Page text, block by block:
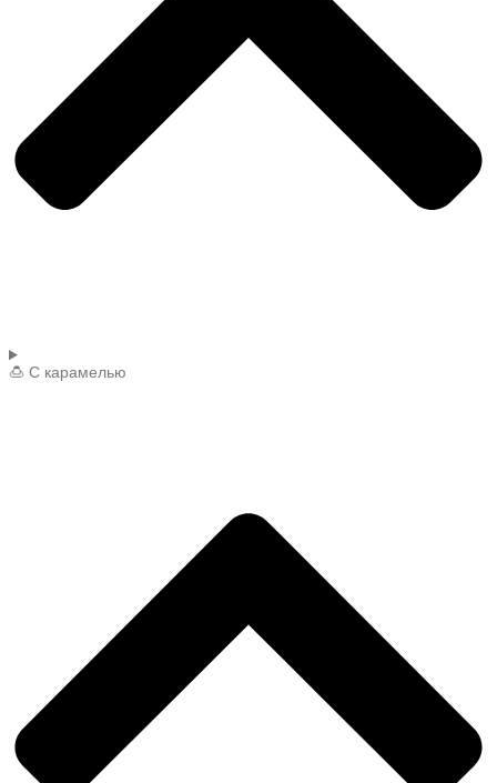
🍮 С карамелью